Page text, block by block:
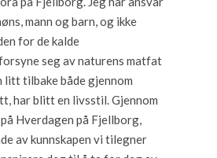
mann og barn, og ikke
for de kalde
seg av naturens matfat
tilbake både gjennom
har blitt en livsstil. Gjennom
Hverdagen på Fjellborg,
av kunnskapen vi tilegner